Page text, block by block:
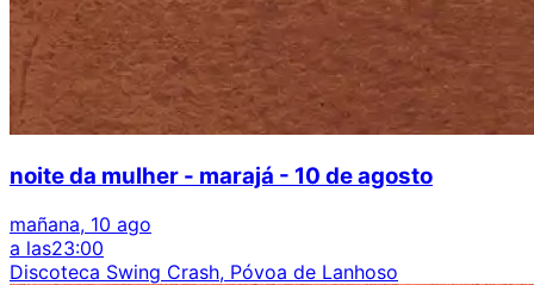
noite da mulher - marajá - 10 de agosto
mañana, 10 ago
a las23:00
Discoteca Swing Crash, Póvoa de Lanhoso